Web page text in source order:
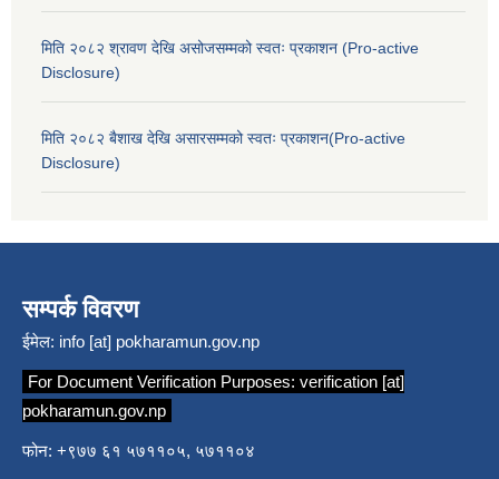
मिति २०८२ श्रावण देखि असोजसम्मको स्वतः प्रकाशन (Pro-active
Disclosure)
मिति २०८२ बैशाख देखि असारसम्मको स्वतः प्रकाशन(Pro-active
Disclosure)
सम्पर्क विवरण
ईमेल: info [at] pokharamun.gov.np
For Document Verification Purposes: verification [at]
pokharamun.gov.np
फोन: +९७७ ६१ ५७११०५, ५७११०४